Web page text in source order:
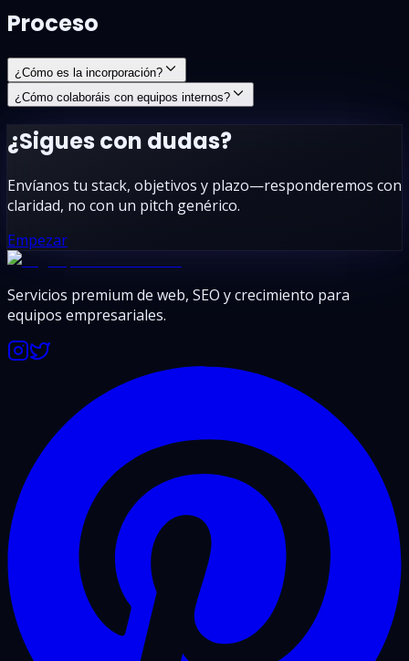
Proceso
¿Cómo es la incorporación?
¿Cómo colaboráis con equipos internos?
¿Sigues con dudas?
Envíanos tu stack, objetivos y plazo—responderemos con
claridad, no con un pitch genérico.
Empezar
Servicios premium de web, SEO y crecimiento para
equipos empresariales.